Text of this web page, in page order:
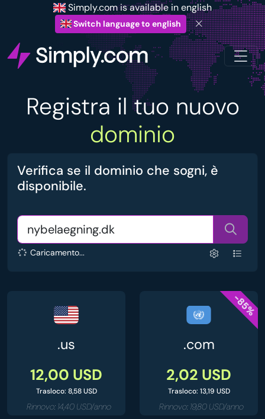
Simply.com is available in english
Switch language to english
Registra il tuo nuovo
dominio
Verifica se il dominio che sogni, è
disponibile.
Caricamento...
.us
12,00 USD
Trasloco: 8,58 USD
Rinnovo: 14,40 USD/anno
-85%
.com
2,02 USD
Trasloco: 13,19 USD
Rinnovo: 19,80 USD/anno